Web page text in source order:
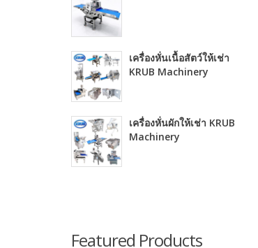
เครื่องหั่นเนื้อสัตว์ให้เช่า
KRUB Machinery
เครื่องหั่นผักให้เช่า KRUB
Machinery
Featured Products